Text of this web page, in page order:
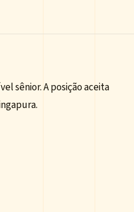
sênior. A posição aceita